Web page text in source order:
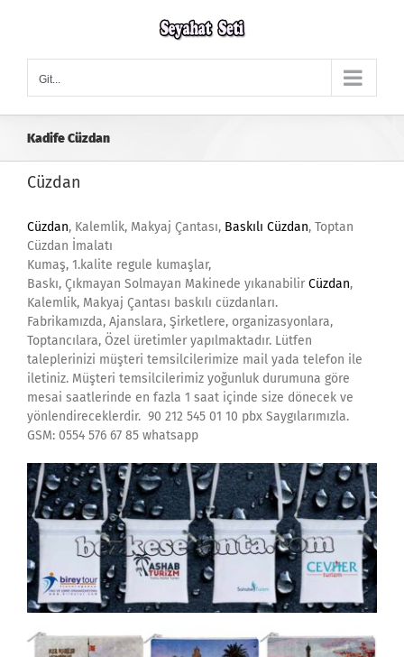
Git...
Kadife Cüzdan
Cüzdan
Cüzdan, Kalemlik, Makyaj Çantası, Baskılı Cüzdan, Toptan
Cüzdan İmalatı
Kumaş, 1.kalite regule kumaşlar,
Baskı, Çıkmayan Solmayan Makinede yıkanabilir Cüzdan,
Kalemlik, Makyaj Çantası baskılı cüzdanları.
Fabrikamızda, Ajanslara, Şirketlere, organizasyonlara,
Toptancılara, Özel üretimler yapılmaktadır. Lütfen
taleplerinizi müşteri temsilcilerimize mail yada telefon ile
iletiniz. Müşteri temsilcilerimiz yoğunluk durumuna göre
mesai saatlerinde en fazla 1 saat içinde size dönecek ve
yönlendireceklerdir. 90 212 545 01 10 pbx Saygılarımızla.
GSM: 0554 576 67 85 whatsapp